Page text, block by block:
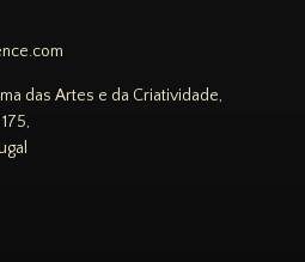
das Artes e da Criatividade,